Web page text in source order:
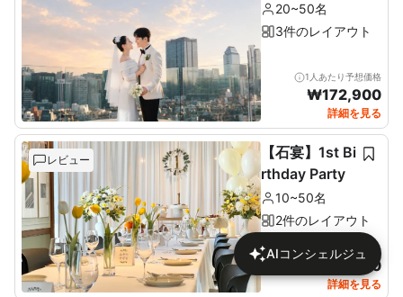
20~50名
3件のレイアウト
1人あたり予想価格
₩172,900
詳細を見る
レビュー
【石宴】1st Bi
rthday Party
10~50名
2件のレイアウト
1人あたり予想価格
137,680
詳細を見る
AIコンシェルジュ